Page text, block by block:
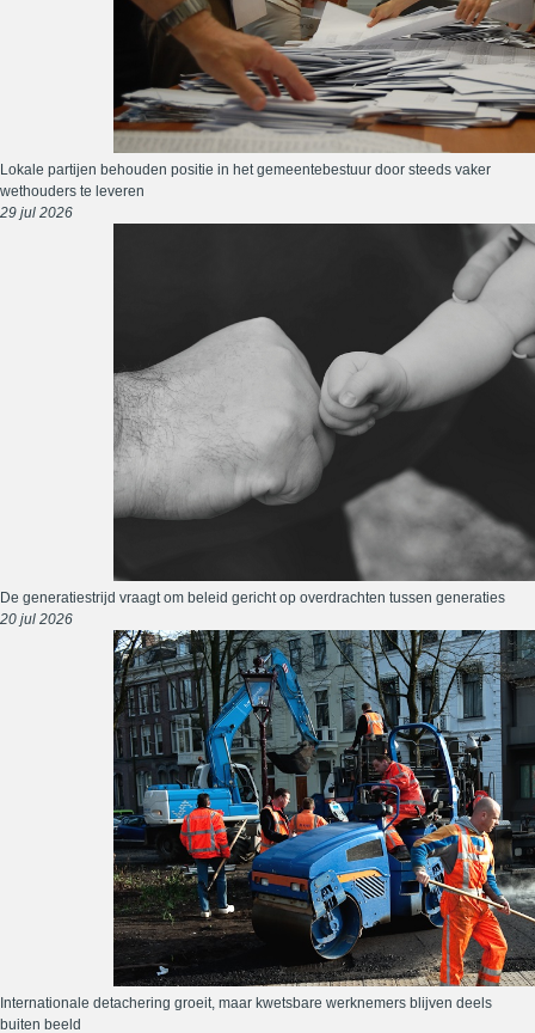
Lokale partijen behouden positie in het gemeentebestuur door steeds vaker
wethouders te leveren
29 jul 2026
De generatiestrijd vraagt om beleid gericht op overdrachten tussen generaties
20 jul 2026
Internationale detachering groeit, maar kwetsbare werknemers blijven deels
buiten beeld